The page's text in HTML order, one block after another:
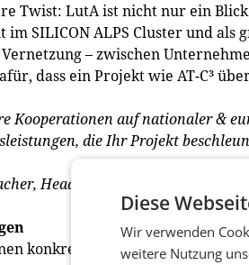
Twist: LutA ist nicht nur ein
SILICON ALPS Cluster und als
– zwischen
dass ein Projekt wie AT-C³
Kooperationen auf nationaler &
die Ihr Projekt
Head of Business Unit AT-C³
konkreten Bedarf in einer
Diese
Wir verwenden
weitere Nutzung